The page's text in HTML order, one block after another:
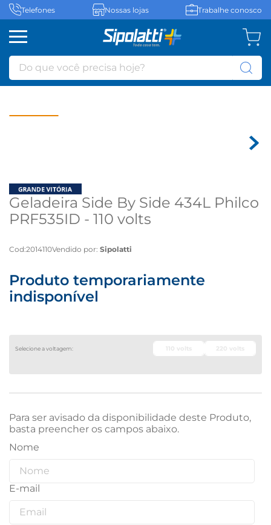
Telefones Nossas lojas Trabalhe conosco
Do que você precisa hoje?
Geladeira Side By Side 434L Philco
PRF535ID - 110 volts
Cod:2014110Vendido por: Sipolatti
Produto temporariamente
indisponível
Para ser avisado da disponibilidade deste Produto,
basta preencher os campos abaixo.